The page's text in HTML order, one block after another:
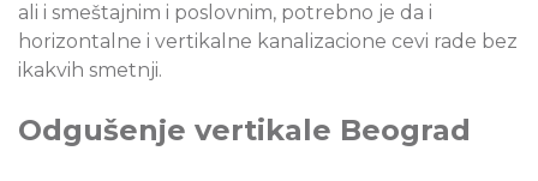
ali i smeštajnim i poslovnim, potrebno je da i
horizontalne i vertikalne kanalizacione cevi rade bez
ikakvih smetnji.
Odgušenje vertikale Beograd